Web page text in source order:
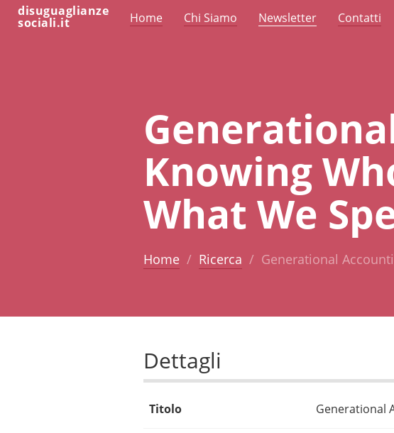
disuguaglianze
sociali.it Home Chi Siamo Newsletter Contatti
Knowing
What We
Home Ricerca Generational
Dettagli
Titolo Generational